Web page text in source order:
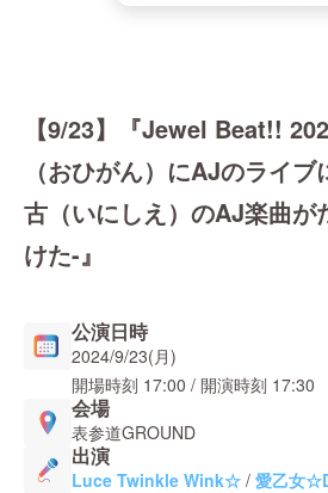
【9/23】『Jewel Beat!!
（おひがん）にAJのライブ
古（いにしえ）のAJ楽曲が
けた-』
公演日時
2024/9/23(月)
開場時刻 17:00 / 開演時刻 17:30
会場
表参道GROUND
出演
Luce Twinkle Wink☆ / 愛乙女